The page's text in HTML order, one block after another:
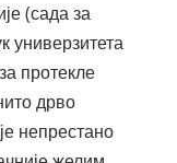
(сада за
универзитета
протекле
дрво
непрестано